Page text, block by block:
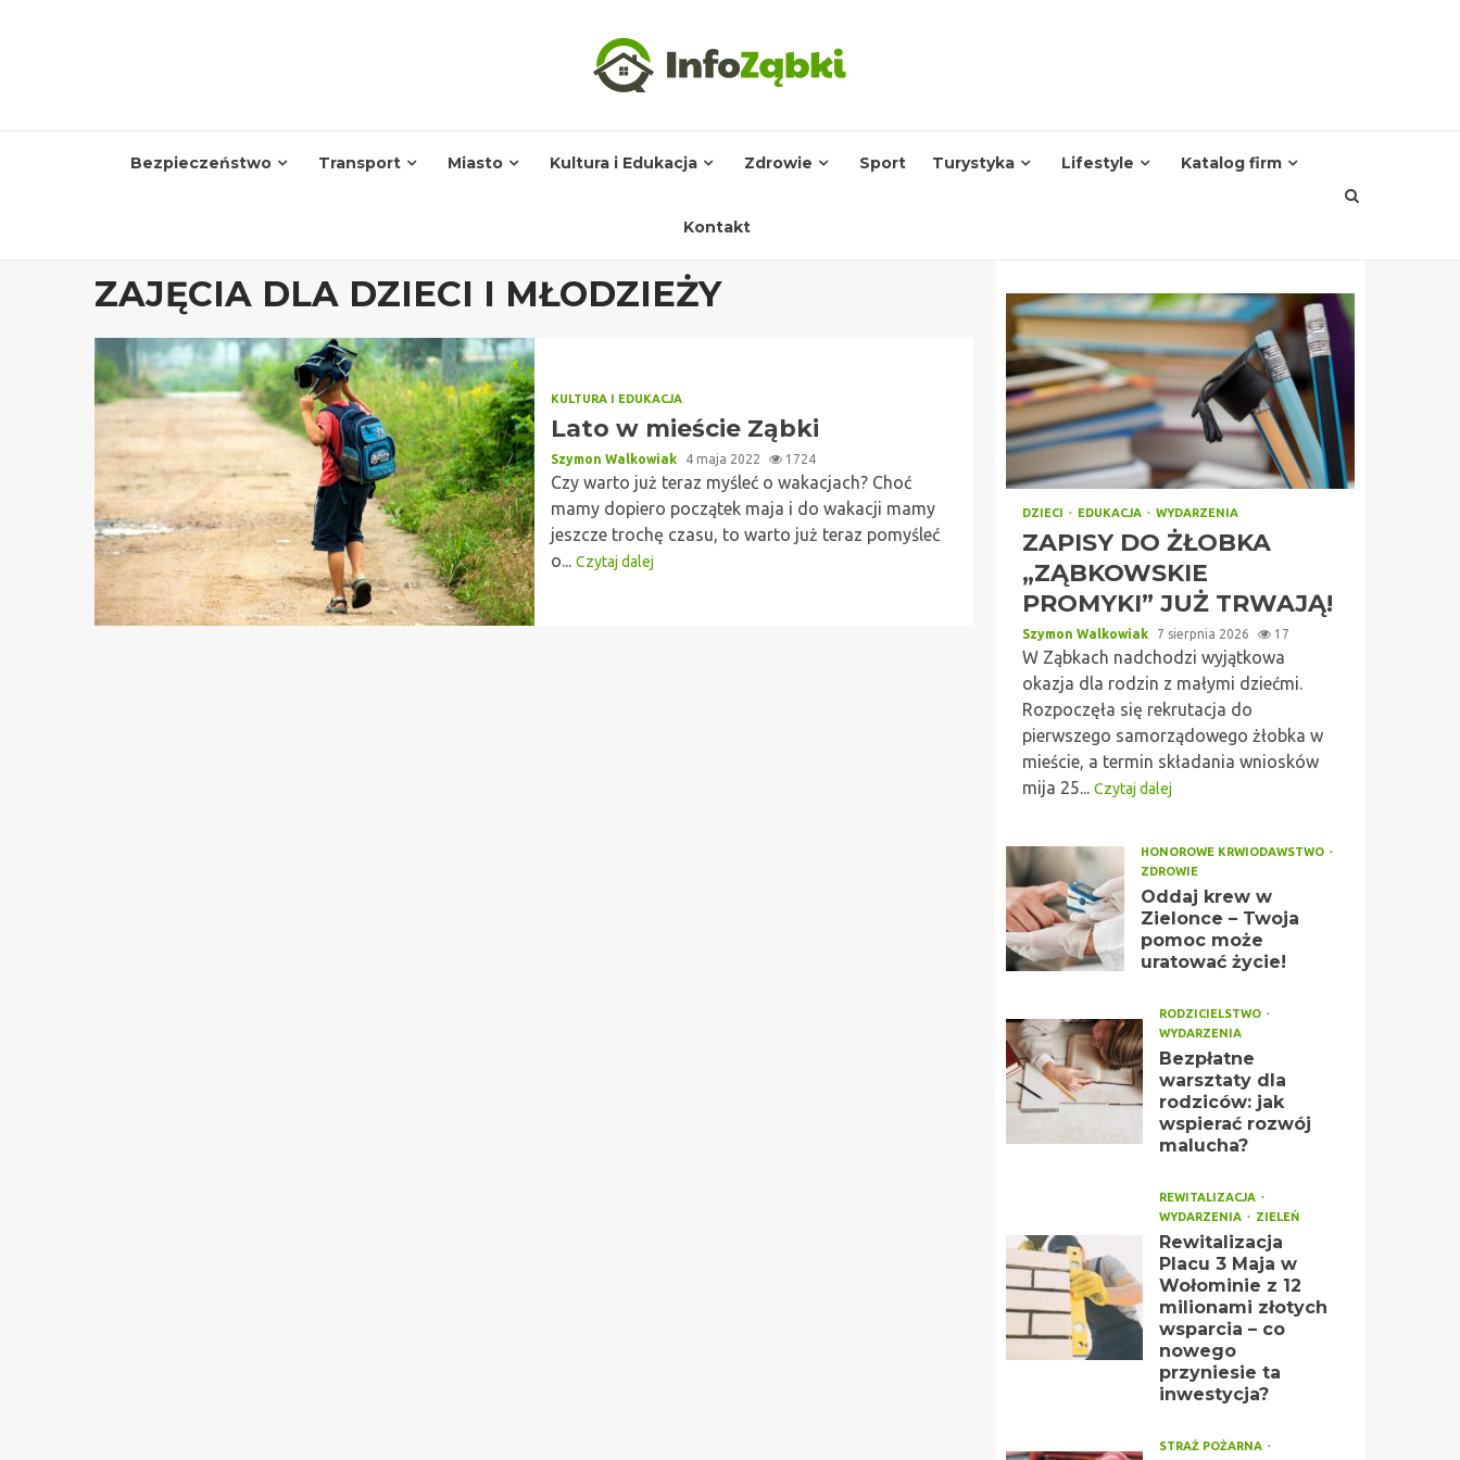
Bezpieczeństwo Transport Miasto Kultura i Edukacja Zdrowie Sport Turystyka Lifestyle Katalog firm
Kontakt
ZAJĘCIA DLA DZIECI I MŁODZIEŻY
KULTURA I EDUKACJA
Lato w mieście Ząbki
Szymon Walkowiak 4 maja 2022 1724
Czy warto już teraz myśleć o wakacjach? Choć
mamy dopiero początek maja i do wakacji mamy
jeszcze trochę czasu, to warto już teraz pomyśleć
o... Czytaj dalej
DZIECI EDUKACJA WYDARZENIA
ZAPISY DO ŻŁOBKA
„ZĄBKOWSKIE
PROMYKI” JUŻ TRWAJĄ!
Szymon Walkowiak 7 sierpnia 2026 17
W Ząbkach nadchodzi wyjątkowa
okazja dla rodzin z małymi dziećmi.
Rozpoczęła się rekrutacja do
pierwszego samorządowego żłobka w
mieście, a termin składania wniosków
mija 25... Czytaj dalej
HONOROWE KRWIODAWSTWO
ZDROWIE
Oddaj krew w
Zielonce – Twoja
pomoc może
uratować życie!
RODZICIELSTWO
WYDARZENIA
Bezpłatne
warsztaty dla
rodziców: jak
wspierać rozwój
malucha?
REWITALIZACJA
WYDARZENIA
ZIELEŃ
Rewitalizacja
Placu 3 Maja w
Wołominie z 12
milionami złotych
wsparcia – co
nowego
przyniesie ta
inwestycja?
STRAŻ POŻARNA